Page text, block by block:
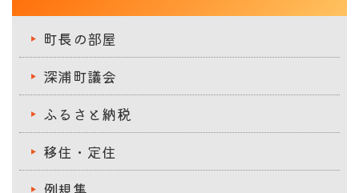
町長の部屋
深浦町議会
ふるさと納税
移住・定住